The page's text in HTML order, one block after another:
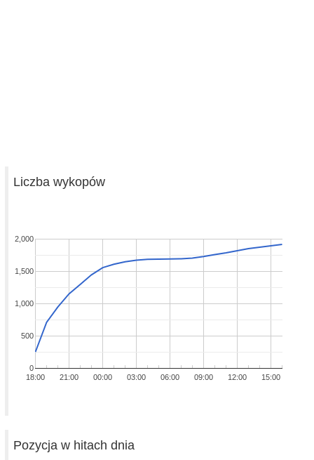
Liczba wykopów
18:00 21:00 00:00 03:00 06:00 09:00 12:00 15:00
0
500
1,000
1,500
2,000
Pozycja w hitach dnia